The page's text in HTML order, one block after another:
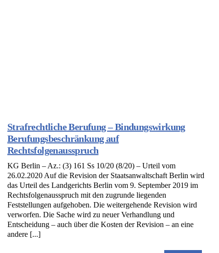
Strafrechtliche Berufung – Bindungswirkung
Berufungsbeschränkung auf
Rechtsfolgenausspruch
KG Berlin – Az.: (3) 161 Ss 10/20 (8/20) – Urteil vom
26.02.2020 Auf die Revision der Staatsanwaltschaft Berlin wird
das Urteil des Landgerichts Berlin vom 9. September 2019 im
Rechtsfolgenausspruch mit den zugrunde liegenden
Feststellungen aufgehoben. Die weitergehende Revision wird
verworfen. Die Sache wird zu neuer Verhandlung und
Entscheidung – auch über die Kosten der Revision – an eine
andere [...]